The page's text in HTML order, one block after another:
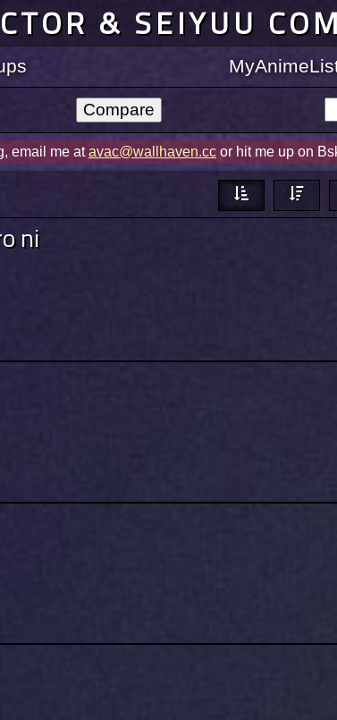
& SEIYUU
email me atavac@wallhaven.cc or hit me up on
ni